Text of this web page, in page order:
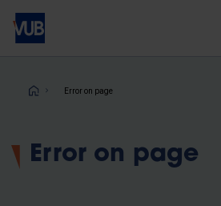
Skip
main
Breadcrumb
Error on page
Error on page